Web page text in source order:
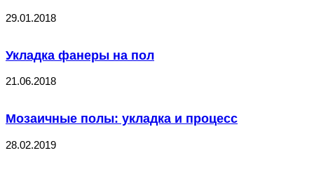
29.01.2018
Укладка фанеры на пол
21.06.2018
Мозаичные полы: укладка и процесс
28.02.2019